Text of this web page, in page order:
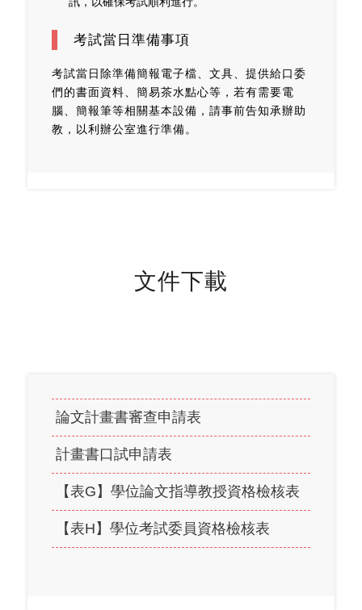
考試當日準備事項
考試當日除準備簡報電子檔、文具、提供給口委
們的書面資料、簡易茶水點心等，若有需要電
腦、簡報筆等相關基本設備，請事前告知承辦助
教，以利辦公室進行準備。
文件下載
論文計畫書審查申請表
計畫書口試申請表
【表G】學位論文指導教授資格檢核表
【表H】學位考試委員資格檢核表